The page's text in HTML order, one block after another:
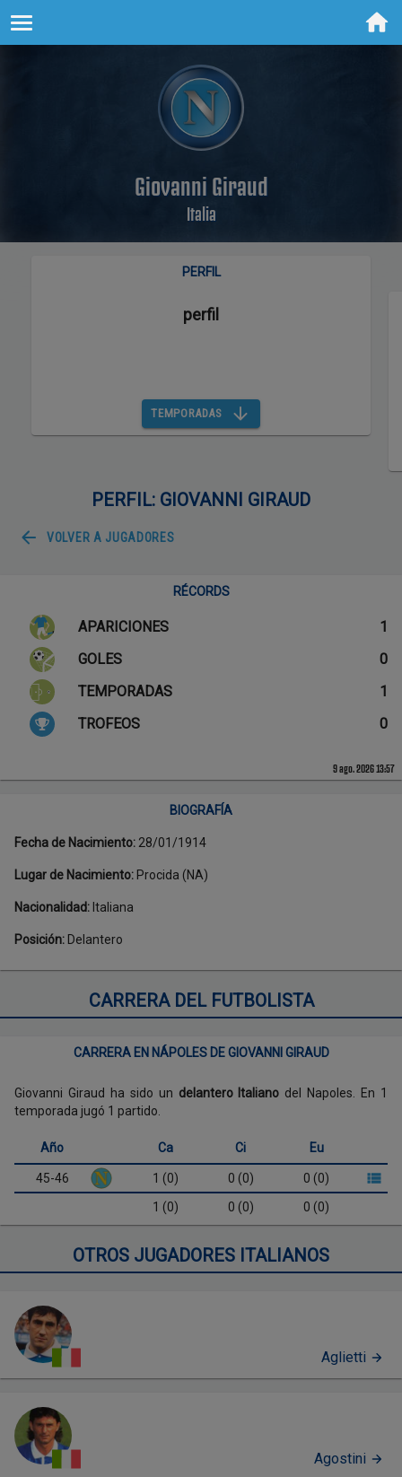
Giovanni Giraud
Italia
PERFIL
perfil
TEMPORADAS
PERFIL: GIOVANNI GIRAUD
VOLVER A JUGADORES
RÉCORDS
APARICIONES
1
GOLES
0
TEMPORADAS
1
TROFEOS
0
9 ago. 2026 13:57
BIOGRAFÍA
Fecha de Nacimiento: 28/01/1914
Lugar de Nacimiento: Procida (NA)
Nacionalidad: Italiana
Posición: Delantero
CARRERA DEL FUTBOLISTA
CARRERA EN NÁPOLES DE GIOVANNI GIRAUD
Giovanni Giraud ha sido un delantero Italiano del Napoles. En 1
temporada jugó 1 partido.
Año Ca Ci Eu
45-46 1 (0) 0 (0)
0 (0)
1 (0)
0 (0) 0 (0)
OTROS JUGADORES ITALIANOS
Aglietti
Agostini